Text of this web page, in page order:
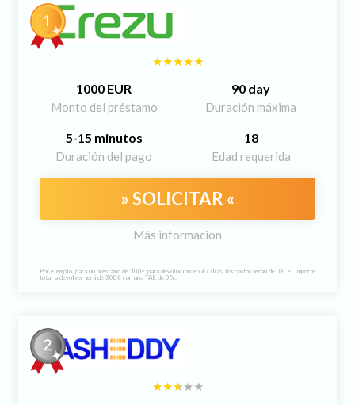
1000 EUR
Monto del préstamo
90 day
Duración máxima
5-15 minutos
Duración del pago
18
Edad requerida
» SOLICITAR «
Más información
Por ejemplo, para un préstamo de 300€ para devolución en 67 días, los costos serán de 0€, el importe
total a devolver será de 300€ con una TAE de 0%.